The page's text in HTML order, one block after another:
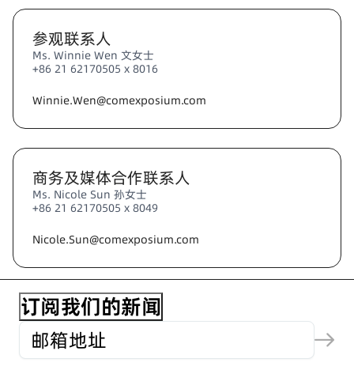
参观联系人
Ms. Winnie Wen 文女士
+86 21 62170505 x 8016
Winnie.Wen@comexposium.com
商务及媒体合作联系人
Ms. Nicole Sun 孙女士
+86 21 62170505 x 8049
Nicole.Sun@comexposium.com